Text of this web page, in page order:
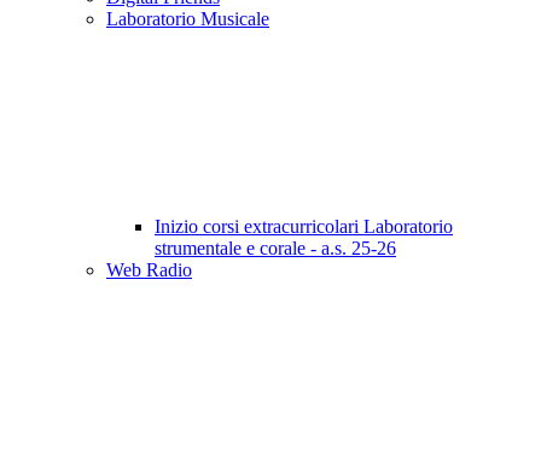
Laboratorio Musicale
Inizio corsi extracurricolari Laboratorio
strumentale e corale - a.s. 25-26
Web Radio